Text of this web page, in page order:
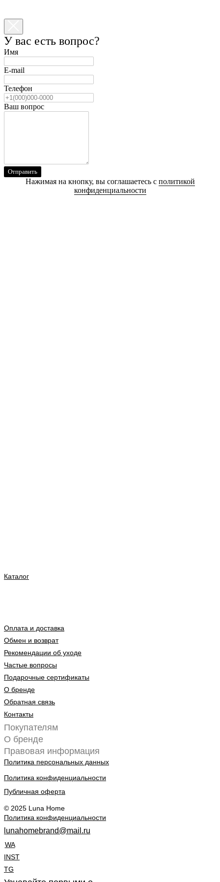
Каталог
Оплата и доставка
Обмен и возврат
Рекомендации об уходе
Частые вопросы
Подарочные сертификаты
О бренде
Обратная связь
Контакты
Покупателям
О бренде
Правовая информация
Политика персональных данных
Политика конфиденциальности
Публичная оферта
© 2025 Luna Home
Политика конфиденциальности
lunahomebrand@mail.ru
WA
INST
TG
У вас есть вопрос?
Имя
E-mail
Телефон
Ваш вопрос
Отправить
Нажимая на кнопку, вы соглашаетесь с политикой
конфиденциальности